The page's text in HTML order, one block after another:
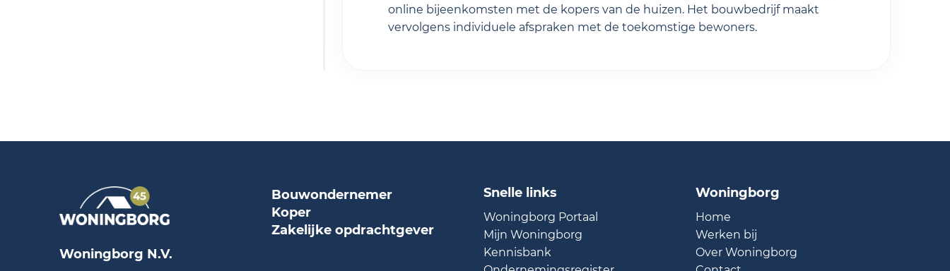
online bijeenkomsten met de kopers van de huizen. Het bouwbedrijf maakt
vervolgens individuele afspraken met de toekomstige bewoners.
Woningborg N.V.
Bouwondernemer
Koper
Zakelijke opdrachtgever
Snelle links
Woningborg Portaal
Mijn Woningborg
Kennisbank
Woningborg
Home
Werken bij
Over Woningborg